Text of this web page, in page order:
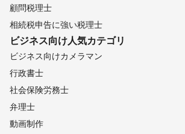
顧問税理士
相続税申告に強い税理士
ビジネス向け人気カテゴリ
ビジネス向けカメラマン
行政書士
社会保険労務士
弁理士
動画制作